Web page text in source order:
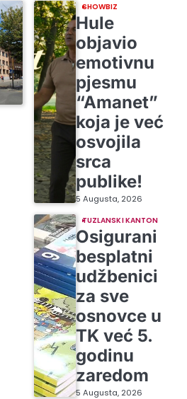
SHOWBIZ
Hule
objavio
emotivnu
pjesmu
“Amanet”
koja je već
osvojila
srca
publike!
5 Augusta, 2026
TUZLANSKI KANTON
Osigurani
besplatni
udžbenici
za sve
osnovce u
TK već 5.
godinu
zaredom
5 Augusta, 2026